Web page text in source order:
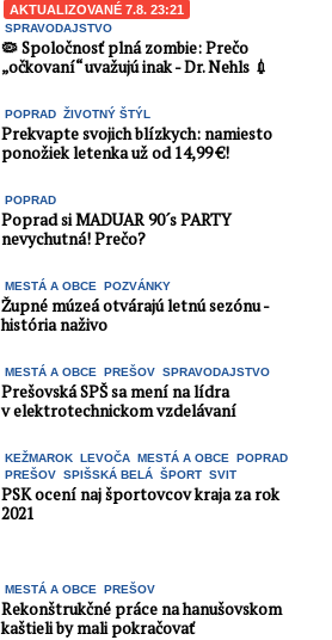
AKTUALIZOVANÉ 7.8. 23:21
SPRAVODAJSTVO
🦠 Spoločnosť plná zombie: Prečo
„očkovaní“ uvažujú inak - Dr. Nehls 💉
POPRAD ŽIVOTNÝ ŠTÝL
Prekvapte svojich blízkych: namiesto
ponožiek letenka už od 14,99 €!
POPRAD
Poprad si MADUAR 90´s PARTY
nevychutná! Prečo?
MESTÁ A OBCE POZVÁNKY
Župné múzeá otvárajú letnú sezónu -
história naživo
MESTÁ A OBCE PREŠOV SPRAVODAJSTVO
Prešovská SPŠ sa mení na lídra
v elektrotechnickom vzdelávaní
KEŽMAROK LEVOČA MESTÁ A OBCE
POPRAD
PREŠOV SPIŠSKÁ BELÁ ŠPORT SVIT
PSK ocení naj športovcov kraja za rok
2021
MESTÁ A OBCE PREŠOV
Rekonštrukčné práce na hanušovskom
kaštieli by mali pokračovať